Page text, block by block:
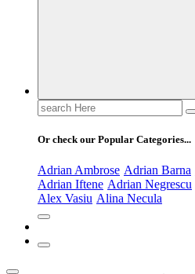
Search
for:
Or check our Popular Categories...
Adrian Ambrose Adrian Barna
Adrian Iftene Adrian Negrescu
Alex Vasiu Alina Necula